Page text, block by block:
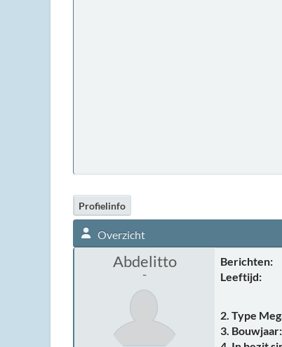
Profielinfo
Overzicht
Abdelitto
-
Berichten:
Leeftijd:
2. Type
3. Bouwjaar: